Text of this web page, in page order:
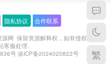
隐私协议 合作联系
源网 保留资源解释权，如有侵权，
客服处理.
号 渝ICP备2024020822号 繁